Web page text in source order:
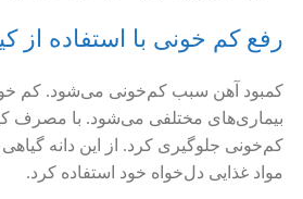
رفع کم خونی با استفاده از
کمبود آهن سبب کم‌خونی می‌شود. کم
بیماری‌های مختلفی می‌شود. با مصرف
کم‌خونی جلوگیری کرد. از این دانه گیاهی
مواد غذایی دل‌خواه خود استفاده کرد.